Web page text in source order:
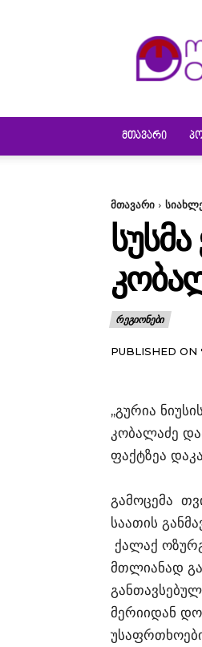
ᲛᲗᲐᲕᲐᲠᲘ
მთავარი
ᲠᲔᲒᲘᲝᲜᲔᲑᲘ
PUBLISHED ON
,,გურია
კობალაძე
ფაქტზეა
გამოცემა
საათის
ქალაქ
მთლიანად
მერიიდან